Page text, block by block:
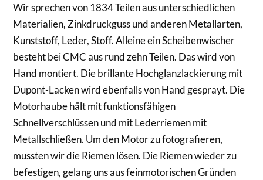
Wir sprechen von 1834 Teilen aus unterschiedlichen
Materialien, Zinkdruckguss und anderen Metallarten,
Kunststoff, Leder, Stoff. Alleine ein Scheibenwischer
besteht bei CMC aus rund zehn Teilen. Das wird von
Hand montiert. Die brillante Hochglanzlackierung mit
Dupont-Lacken wird ebenfalls von Hand gesprayt. Die
Motorhaube hält mit funktionsfähigen
Schnellverschlüssen und mit Lederriemen mit
Metallschließen. Um den Motor zu fotografieren,
mussten wir die Riemen lösen. Die Riemen wieder zu
befestigen, gelang uns aus feinmotorischen Gründen